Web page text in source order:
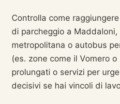
Controlla come
di parcheggio a
metropolitana o autobus
(es. zone come il Vomero
prolungati o servizi per
decisivi se hai vincoli di